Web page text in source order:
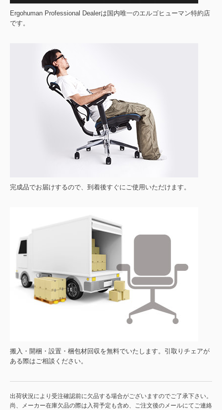
Ergohuman Professional Dealerは国内唯一のエルゴヒューマン特約店
です。
完成品でお届けするので、到着後すぐにご使用いただけます。
搬入・開梱・設置・梱包材回収を無料でいたします。引取りチェアが
ある際はご相談ください。
出荷状況により受注確認前に欠品する場合がございますのでご了承下さい。
尚、メーカー在庫欠品の際は入荷予定も含め、ご注文後のメールにてご連絡